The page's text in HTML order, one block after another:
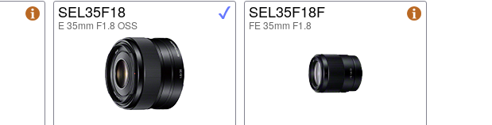
SEL35F18
E 35mm F1.8 OSS
SEL35F18F
FE 35mm F1.8